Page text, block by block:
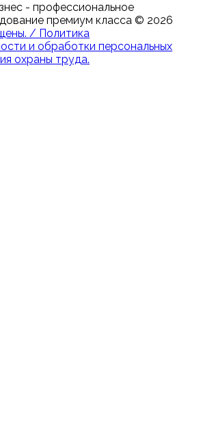
- профессиональное
премиум класса © 2026
/ Политика
и обработки персональных
охраны труда.